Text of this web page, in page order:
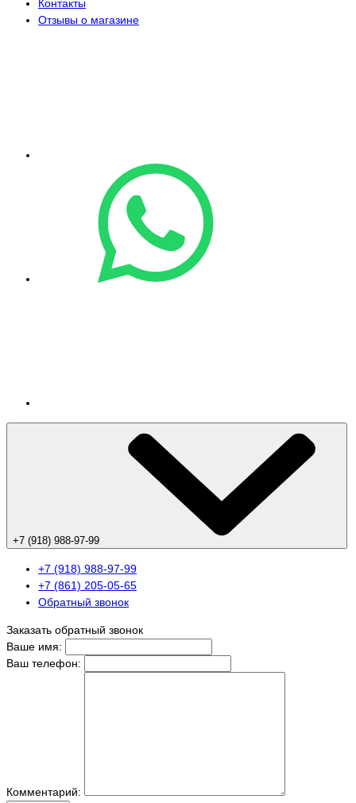
Контакты
Отзывы о магазине
+7 (918) 988-97-99
+7 (918) 988-97-99
+7 (861) 205-05-65
Обратный звонок
Заказать обратный звонок
Ваше имя:
Ваш телефон:
Комментарий: